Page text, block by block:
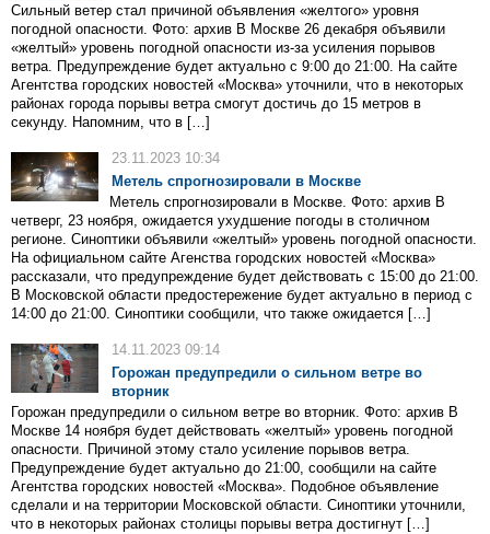
Сильный ветер стал причиной объявления «желтого» уровня
погодной опасности. Фото: архив В Москве 26 декабря объявили
«желтый» уровень погодной опасности из-за усиления порывов
ветра. Предупреждение будет актуально с 9:00 до 21:00. На сайте
Агентства городских новостей «Москва» уточнили, что в некоторых
районах города порывы ветра смогут достичь до 15 метров в
секунду. Напомним, что в […]
23.11.2023 10:34
Метель спрогнозировали в Москве
Метель спрогнозировали в Москве. Фото: архив В
четверг, 23 ноября, ожидается ухудшение погоды в столичном
регионе. Синоптики объявили «желтый» уровень погодной опасности.
На официальном сайте Агенства городских новостей «Москва»
рассказали, что предупреждение будет действовать с 15:00 до 21:00.
В Московской области предостережение будет актуально в период с
14:00 до 21:00. Синоптики сообщили, что также ожидается […]
14.11.2023 09:14
Горожан предупредили о сильном ветре во
вторник
Горожан предупредили о сильном ветре во вторник. Фото: архив В
Москве 14 ноября будет действовать «желтый» уровень погодной
опасности. Причиной этому стало усиление порывов ветра.
Предупреждение будет актуально до 21:00, сообщили на сайте
Агентства городских новостей «Москва». Подобное объявление
сделали и на территории Московской области. Синоптики уточнили,
что в некоторых районах столицы порывы ветра достигнут […]